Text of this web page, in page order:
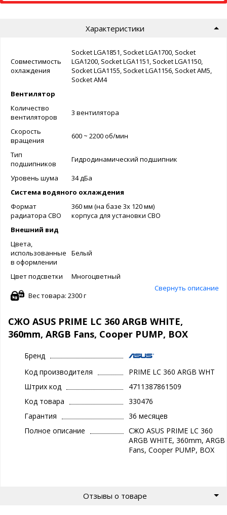
Характеристики
Совместимость
охлаждения
Socket LGA1851, Socket LGA1700, Socket
LGA1200, Socket LGA1151, Socket LGA1150,
Socket LGA1155, Socket LGA1156, Socket AM5,
Socket AM4
Вентилятор
Количество
вентиляторов
3 вентилятора
Скорость
вращения
600 ~ 2200 об/мин
Тип
подшипников
Гидродинамический подшипник
Уровень шума
34 дБа
Система водяного охлаждения
Формат
радиатора СВО
360 мм (на базе 3x 120 мм)
корпуса для установки СВО
Внешний вид
Цвета,
использованные
в оформлении
Белый
Цвет подсветки
Многоцветный
Свернуть описание
Вес товара: 2300 г
СЖО ASUS PRIME LC 360 ARGB WHITE,
360mm, ARGB Fans, Cooper PUMP, BOX
Бренд
Код производителя
PRIME LC 360 ARGB WHT
Штрих код
4711387861509
Код товара
330476
Гарантия
36 месяцев
Полное описание
СЖО ASUS PRIME LC 360
ARGB WHITE, 360mm, ARGB
Fans, Cooper PUMP, BOX
Отзывы о товаре